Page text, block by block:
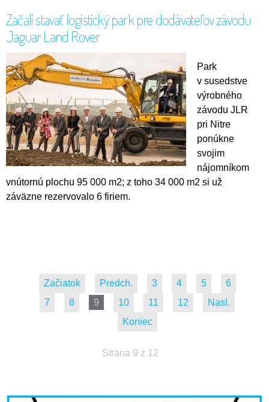
Začali stavať logistický park pre dodávateľov závodu
Jaguar Land Rover
Park
v susedstve
výrobného
závodu JLR
pri Nitre
ponúkne
svojim
nájomníkom
vnútornú plochu 95 000 m2; z toho 34 000 m2 si už
záväzne rezervovalo 6 firiem.
Začiatok Predch. 3 4 5
6
7
8 9 10 11 12
Nasl.
Koniec
Strana 9 z 12